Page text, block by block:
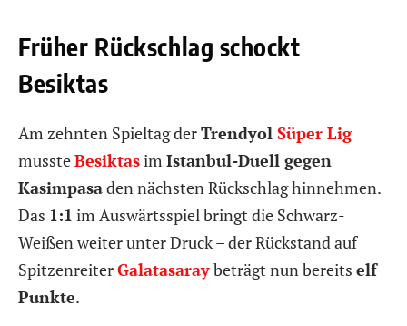
Früher Rückschlag schockt
Besiktas
Am zehnten Spieltag derTrendyol Süper Lig
mussteBesiktasim Istanbul-Duell gegen
Kasimpasaden nächsten Rückschlag hinnehmen.
Das 1:1 im Auswärtsspiel bringt die Schwarz-
Weißen weiter unter Druck – der Rückstand auf
SpitzenreiterGalatasaraybeträgt nun bereits elf
Punkte.